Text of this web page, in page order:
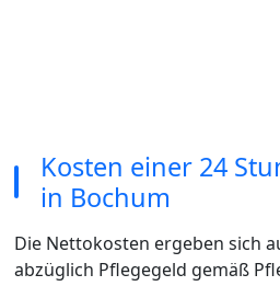
Kosten einer 24
in Bochum
Die Nettokosten ergeben sich
abzüglich Pflegegeld gemäß